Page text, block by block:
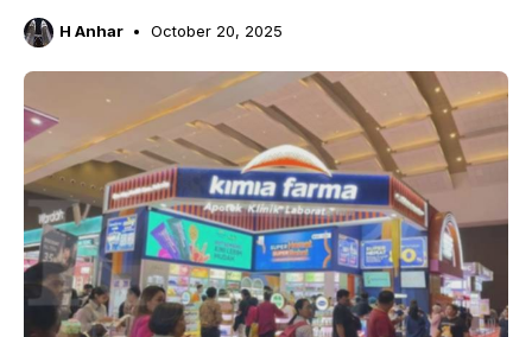
H Anhar October 20, 2025